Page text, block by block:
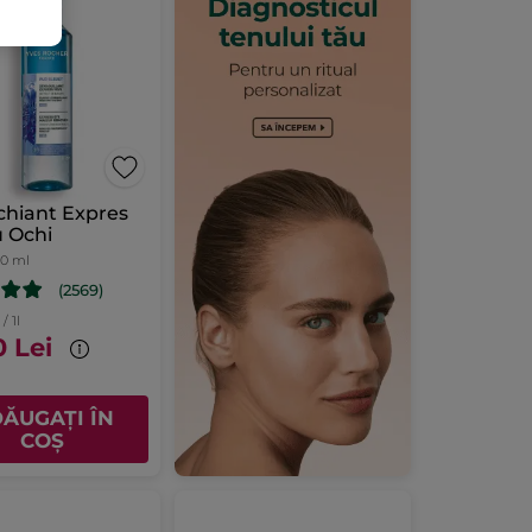
Expres
Ochi
ml
(2569)
1l
Lei
ÎN
COȘ